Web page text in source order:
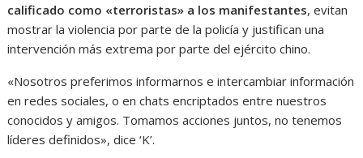
calificado como «terroristas» a los manifestantes, evitan
mostrar la violencia por parte de la policía y justifican una
intervención más extrema por parte del ejército chino.
«Nosotros preferimos informarnos e intercambiar información
en redes sociales, o en chats encriptados entre nuestros
conocidos y amigos. Tomamos acciones juntos, no tenemos
líderes definidos», dice ‘K’.